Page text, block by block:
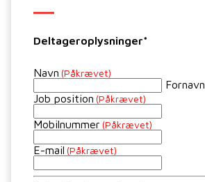
Deltageroplysninger*
Navn (Påkrævet)
Fornavn
Job position (Påkrævet)
Mobilnummer (Påkrævet)
E-mail (Påkrævet)